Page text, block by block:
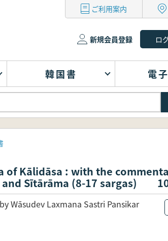
ご利用案内
新規会員登録
韓国書 電
of Kālidāsa : with the
and Sītārāma (8-17 sargas)
Wāsudev Laxmana Sastri Pansikar